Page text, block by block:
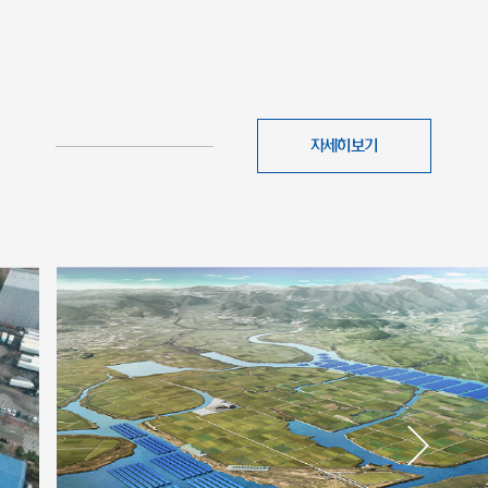
자세히보기